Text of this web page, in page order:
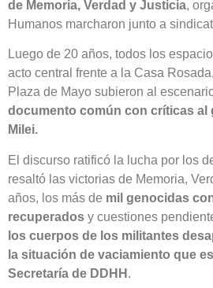
de Memoria, Verdad y Justicia,
Humanos marcharon junto a
Luego de 20 años, todos los
acto central frente a la Casa
Plaza de Mayo subieron al
documento común con críticas al
Milei.
El discurso ratificó la lucha por los
resaltó las victorias de Memoria,
años, los más de mil genocidas
recuperados y cuestiones
los cuerpos de los militantes
la situación de vaciamiento que
Secretaría de DDHH .